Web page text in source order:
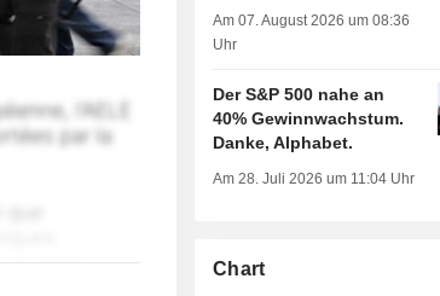
Am 07. August 2026 um 08:36
Uhr
Der S&P 500 nahe an
40% Gewinnwachstum.
Danke, Alphabet.
Am 28. Juli 2026 um 11:04 Uhr
Chart